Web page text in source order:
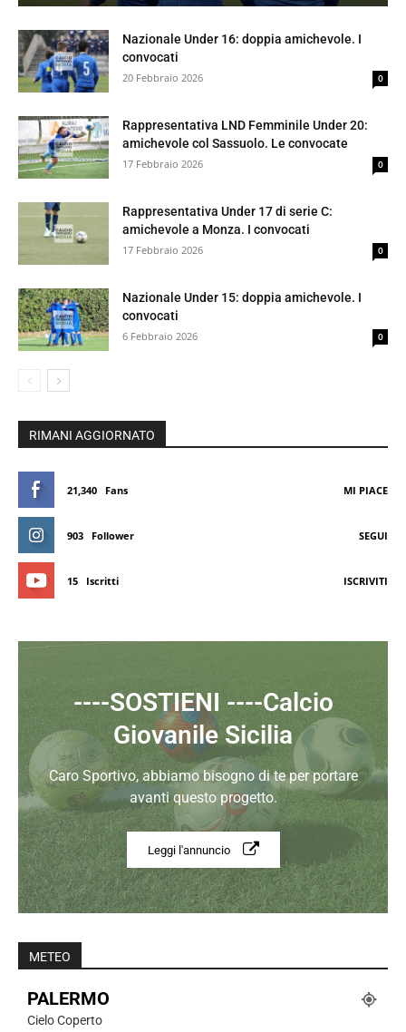
Nazionale Under 16: doppia amichevole. I
convocati
20 Febbraio 2026 0
Rappresentativa LND Femminile Under 20:
amichevole col Sassuolo. Le convocate
17 Febbraio 2026 0
Rappresentativa Under 17 di serie C:
amichevole a Monza. I convocati
17 Febbraio 2026 0
Nazionale Under 15: doppia amichevole. I
convocati
6 Febbraio 2026 0
RIMANI AGGIORNATO
21,340 Fans MI PIACE
903 Follower SEGUI
15 Iscritti ISCRIVITI
----SOSTIENI ----Calcio
Giovanile Sicilia
Caro Sportivo, abbiamo bisogno di te per portare
avanti questo progetto.
Leggi l'annuncio
METEO
PALERMO
Cielo Coperto